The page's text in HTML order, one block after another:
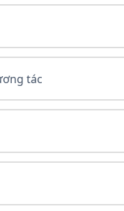
tác